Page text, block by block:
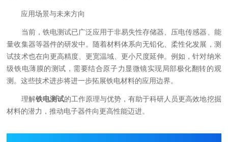
应用场景与未来方向
当前，铁电测试已广泛应用于非易失性存储器、压电传感器、能
量收集器等器件的研发中。随着材料体系向无铅化、柔性化发展，测
试技术也在向更高精度、更宽温域、更小尺度延伸。例如，针对纳米
级铁电薄膜的测试，需要结合原子力显微镜实现局部极化翻转的观
测。这些技术进步将进一步拓展铁电材料的应用边界。
理解铁电测试的工作原理与优势，有助于科研人员更高效地挖掘
材料的潜力，推动电子器件向更高性能迈进。